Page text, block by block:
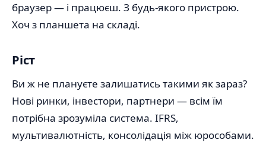
браузер — і працюєш. З будь-якого пристрою.
Хоч з планшета на складі.
Ріст
Ви ж не плануєте залишатись такими як зараз?
Нові ринки, інвестори, партнери — всім їм
потрібна зрозуміла система. IFRS,
мультивалютність, консолідація між юрособами.